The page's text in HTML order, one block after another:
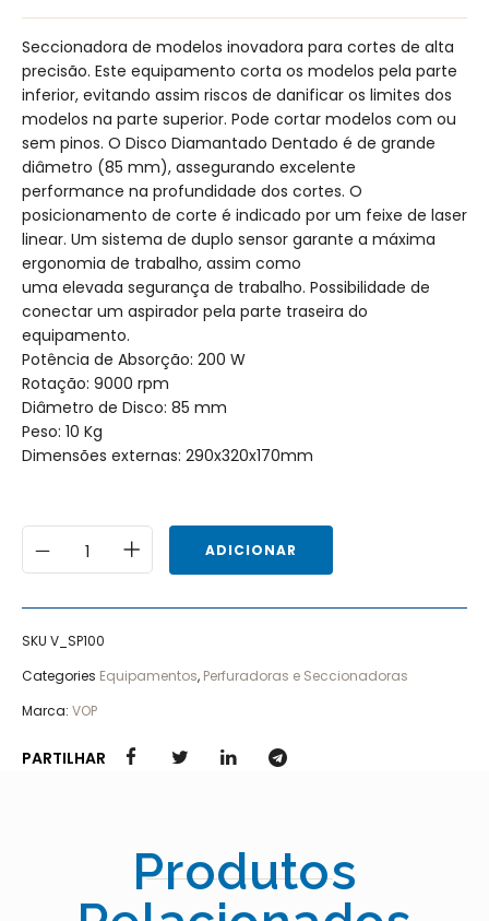
Seccionadora de modelos inovadora para cortes de alta
precisão. Este equipamento corta os modelos pela parte
inferior, evitando assim riscos de danificar os limites dos
modelos na parte superior. Pode cortar modelos com ou
sem pinos. O Disco Diamantado Dentado é de grande
diâmetro (85 mm), assegurando excelente
performance na profundidade dos cortes. O
posicionamento de corte é indicado por um feixe de laser
linear. Um sistema de duplo sensor garante a máxima
ergonomia de trabalho, assim como
uma elevada segurança de trabalho. Possibilidade de
conectar um aspirador pela parte traseira do
equipamento.
Potência de Absorção: 200 W
Rotação: 9000 rpm
Diâmetro de Disco: 85 mm
Peso: 10 Kg
Dimensões externas: 290x320x170mm
ADICIONAR
SKU V_SP100
Categories Equipamentos, Perfuradoras e Seccionadoras
Marca: VOP
PARTILHAR
Produtos